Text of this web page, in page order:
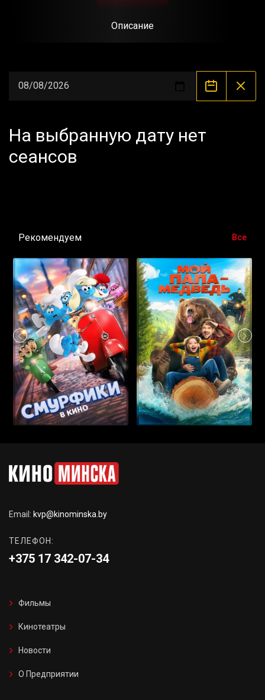
Описание
На выбранную дату нет
сеансов
Рекомендуем Все
Email: kvp@kinominska.by
ТЕЛЕФОН:
+375 17 342-07-34
Фильмы
Кинотеатры
Новости
О Предприятии